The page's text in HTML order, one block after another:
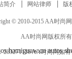
简介 网站律师 版
© 2010-2015 AA时尚网
AA时尚网版权所
283271118AA时尚网如有